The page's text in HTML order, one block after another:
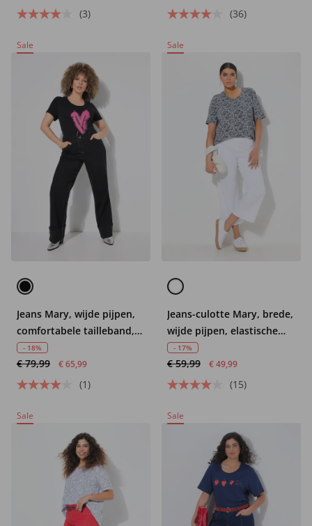
(3) (36)
Sale
Jeans Mary, wijde pijpen,
comfortabele tailleband,
omslag
- 18%
€ 79,99 € 65,99
(1)
Sale
Jeans-culotte Mary, brede,
wijde pijpen, elastische
tailleband
- 17%
€ 59,99 € 49,99
(15)
Sale Sale